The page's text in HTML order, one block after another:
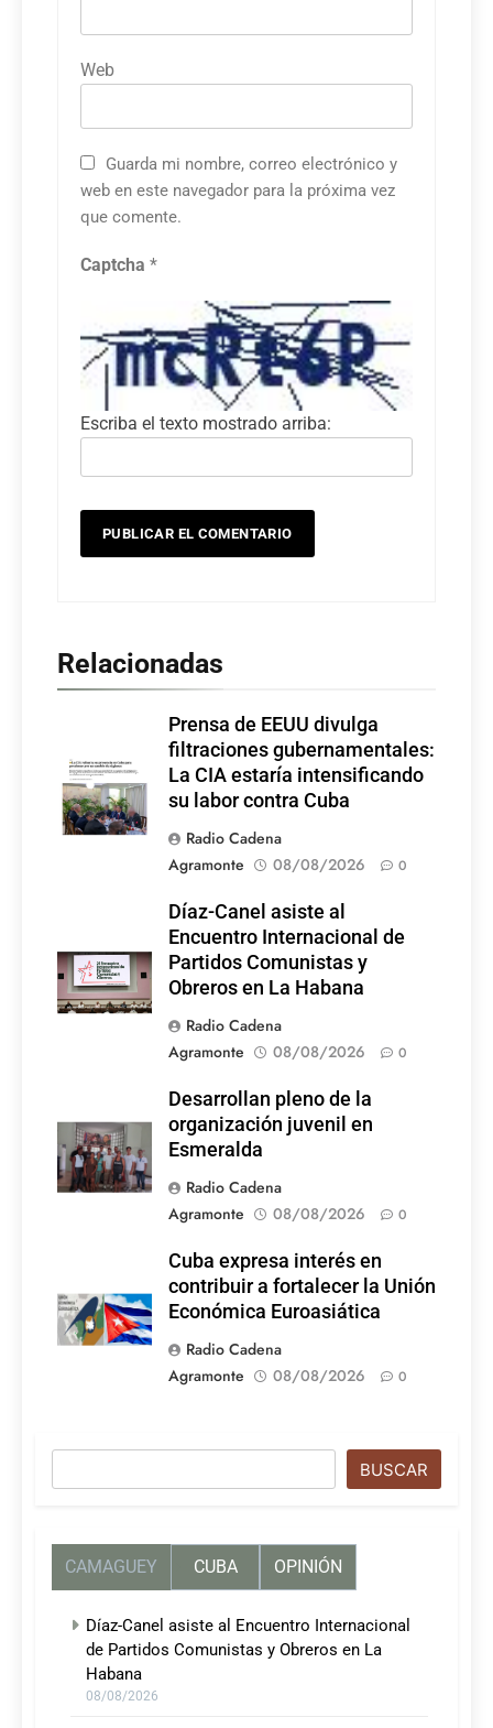
Web
Guarda mi nombre, correo electrónico y
web en este navegador para la próxima vez
que comente.
Captcha *
Escriba el texto mostrado arriba:
Relacionadas
Prensa de EEUU divulga
filtraciones gubernamentales:
La CIA estaría intensificando
su labor contra Cuba
Radio Cadena
Agramonte
08/08/2026 0
Díaz-Canel asiste al
Encuentro Internacional de
Partidos Comunistas y
Obreros en La Habana
Radio Cadena
Agramonte
08/08/2026 0
Desarrollan pleno de la
organización juvenil en
Esmeralda
Radio Cadena
Agramonte
08/08/2026 0
Cuba expresa interés en
contribuir a fortalecer la Unión
Económica Euroasiática
Radio Cadena
Agramonte
08/08/2026 0
BUSCAR
CAMAGUEY CUBA OPINIÓN
Díaz-Canel asiste al Encuentro Internacional
de Partidos Comunistas y Obreros en La
Habana
08/08/2026